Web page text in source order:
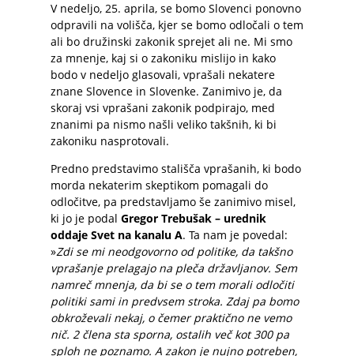
V nedeljo, 25. aprila, se bomo Slovenci ponovno
odpravili na volišča, kjer se bomo odločali o tem
ali bo družinski zakonik sprejet ali ne. Mi smo
za mnenje, kaj si o zakoniku mislijo in kako
bodo v nedeljo glasovali, vprašali nekatere
znane Slovence in Slovenke. Zanimivo je, da
skoraj vsi vprašani zakonik podpirajo, med
znanimi pa nismo našli veliko takšnih, ki bi
zakoniku nasprotovali.
Predno predstavimo stališča vprašanih, ki bodo
morda nekaterim skeptikom pomagali do
odločitve, pa predstavljamo še zanimivo misel,
ki jo je podal Gregor Trebušak – urednik
oddaje Svet na kanalu A. Ta nam je povedal:
»Zdi se mi neodgovorno od politike, da takšno
vprašanje prelagajo na pleča državljanov. Sem
namreč mnenja, da bi se o tem morali odločiti
politiki sami in predvsem stroka. Zdaj pa bomo
obkroževali nekaj, o čemer praktično ne vemo
nič. 2 člena sta sporna, ostalih več kot 300 pa
sploh ne poznamo. A zakon je nujno potreben,